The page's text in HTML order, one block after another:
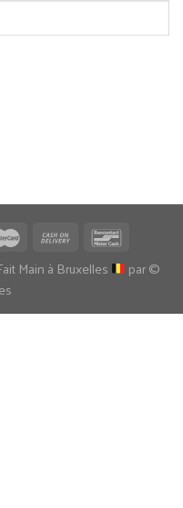
Main à Bruxelles
par ©